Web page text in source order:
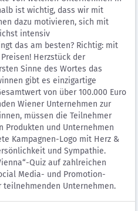
ist wichtig, dass wir mit
dazu motivieren, sich mit
intensiv
das am besten? Richtig: mit
Herzstück der
Sinne des Wortes das
gibt es einzigartige
von über 100.000 Euro
Wiener Unternehmen zur
müssen die Teilnehmer
Produkten und Unternehmen
Kampagnen-Logo mit Herz &
und Sympathie.
Quiz auf zahlreichen
Media- und Promotion-
Unternehmen.